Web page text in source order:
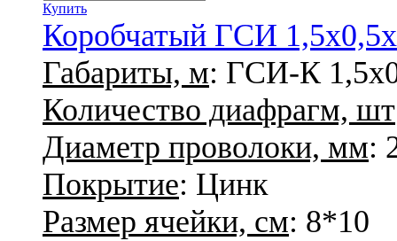
Купить
Коробчатый ГСИ
Габариты, м: ГСИ-К
Количество диафрагм, шт
Диаметр проволоки, мм:
Покрытие: Цинк
Размер ячейки, см: 8*10